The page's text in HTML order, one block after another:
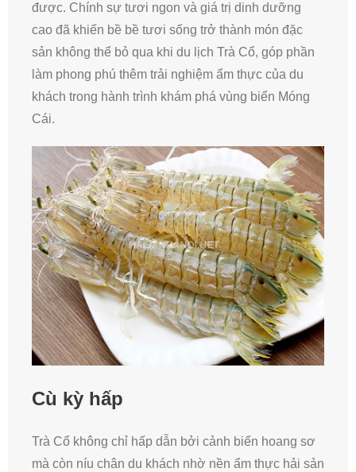
được. Chính sự tươi ngon và giá trị dinh dưỡng
cao đã khiến bề bề tươi sống trở thành món đặc
sản không thể bỏ qua khi du lịch Trà Cổ, góp phần
làm phong phú thêm trải nghiệm ẩm thực của du
khách trong hành trình khám phá vùng biển Móng
Cái.
Cù kỳ hấp
Trà Cổ không chỉ hấp dẫn bởi cảnh biển hoang sơ
mà còn níu chân du khách nhờ nền ẩm thực hải sản